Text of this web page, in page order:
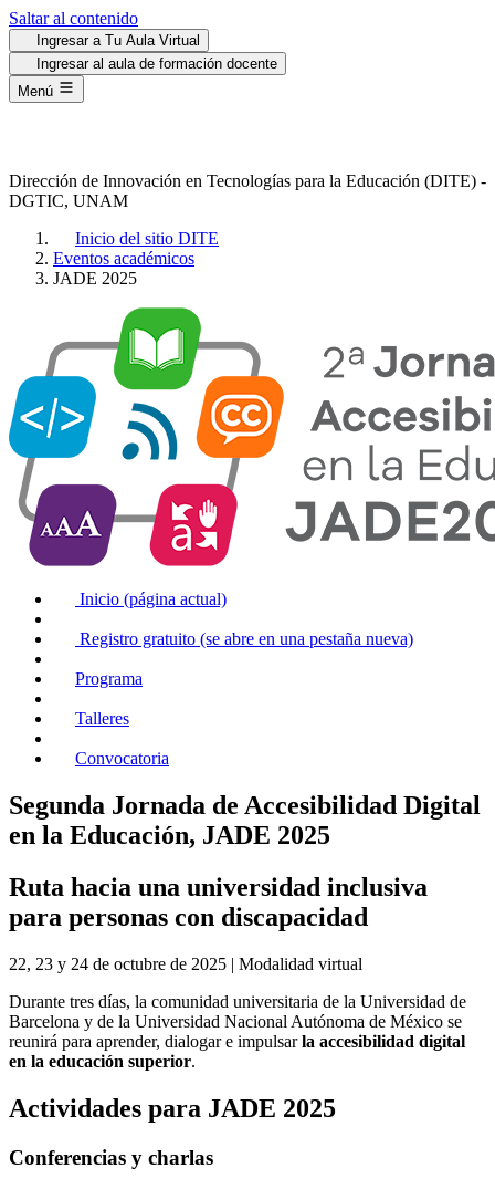
Saltar al contenido
Ingresar a Tu Aula Virtual
Ingresar al aula de formación docente
Menú
Dirección de Innovación en Tecnologías para la Educación (DITE) -
DGTIC, UNAM
Inicio del sitio DITE
Eventos académicos
JADE 2025
Inicio (página actual)
Registro gratuito (se abre en una pestaña nueva)
Programa
Talleres
Convocatoria
Segunda Jornada de Accesibilidad Digital
en la Educación, JADE 2025
Ruta hacia una universidad inclusiva
para personas con discapacidad
22, 23 y 24 de octubre de 2025 | Modalidad virtual
Durante tres días, la comunidad universitaria de la Universidad de
Barcelona y de la Universidad Nacional Autónoma de México se
reunirá para aprender, dialogar e impulsarla accesibilidad digital
en la educación superior.
Actividades para JADE 2025
Conferencias y charlas